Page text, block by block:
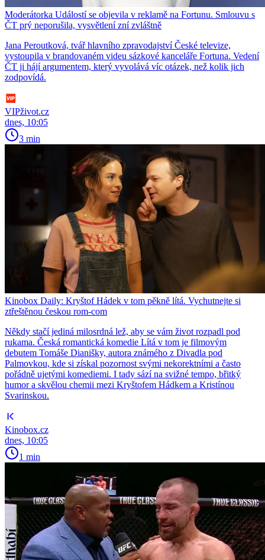
Moderátorka Událostí se objevila v reklamě na Fortunu. Smlouvu s
ČT prý neporušila, vysvětlení zní zvláštně
Jana Peroutková, tvář hlavního zpravodajství České televize,
vystoupila v brandovaném videu sázkové kanceláře Fortuna. Vedení
ČT ji hájí argumentem, který vyvolává víc otázek, než kolik jich
zodpovídá.
VIPživot.cz
dnes, 10:05
3 min
Kinobox Daily: Kryštof Hádek v tom pěkně lítá. Vychutnejte si
ztřeštěnou českou rom-com
Někdy stačí jediná milosrdná lež, aby se vám život rozpadl pod
rukama. Česká romantická komedie Lítá v tom je filmovým
debutem Tomáše Dianišky, autora známého z Divadla pod
Palmovkou, kde si získal pozornost svými nekorektními a často
pořádně ujetými komediemi. I tady sází na svižné tempo, břitký
humor a skvělou chemii mezi Kryštofem Hádkem a Kristínou
Svarinskou.
Kinobox.cz
dnes, 10:05
1 min